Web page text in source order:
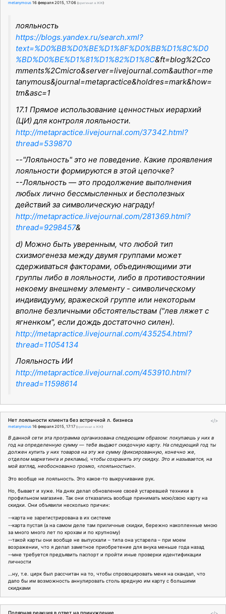
metanymous 16 февраля 2015, 17:06 (оригинал в ЖЖ)
лояльность
https://blogs.yandex.ru/search.xml?
text=%D0%BB%D0%BE%D1%8F%D0%BB%D1%8C%D0
%BD%D0%BE%D1%81%D1%82%D1%8C&ft=blog%2Cco
mments%2Cmicro&server=livejournal.com&author=me
tanymous&journal=metapractice&holdres=mark&how=
tm&asc=1
17.1 Прямое использование ценностных иерархий
(ЦИ) для контроля лояльности.
http://metapractice.livejournal.com/37342.html?
thread=539870
--"Лояльность" это не поведение. Какие проявления
лояльности формируются в этой цепочке?
--Лояльность — это продолжение выполнения
любых лично бессмысленных и бесполезных
действий за символическую награду!
http://metapractice.livejournal.com/281369.html?
thread=9298457&
d) Можно быть уверенным, что любой тип
схизмогенеза между двумя группами может
сдерживаться факторами, объединяющими эти
группы либо в лояльности, либо в противостоянии
некоему внешнему элементу - символическому
индивидууму, вражеской группе или некоторым
вполне безличными обстоятельствам ("лев ляжет с
ягненком", если дождь достаточно силен).
http://metapractice.livejournal.com/435254.html?
thread=11054134
Лояльность ИИ
http://metapractice.livejournal.com/453910.html?
thread=11598614
</>
Нет лояльности клиента без встречной л. бизнеса
metanymous 16 февраля 2015, 17:17 (оригинал в ЖЖ)
В данной сети эта программа организована следующим образом: покупаешь у них в
год на определенную сумму — тебе выдают скидочную карту. На следующий год ты
должен купить у них товаров на эту же сумму (фиксированную, конечно же,
отделом маркетинга и рекламы), чтобы сохранить эту скидку. Это и называется, на
мой взгляд, необоснованно громко, «лояльностью»
Это вообще не лояльность. Это какое-то выкручивание рук.
Но, бывает и хуже. На днях делал обновление своей устаревшей техники в
профильном магазине. Так они отказались вообще принимать мою/свою карту на
скидки. Они объявили несколько причин:
--карта не зарегистрирована в их системе
--карта пустая (а на самом деле там приличные скидки, бережно накопленные мною
за много много лет по крохам и по крупному)
--такой карты они вообще не выпускали – типа она устарела – при моем
возражении, что я делал заметное приобретение для внука меньше года назад
--мне требуется предъявить паспорт и пройти иные проверки идентификации
личности
…ну, т.е. цирк был рассчитан на то, чтобы спровоцировать меня на скандал, что
дало бы им возможность аннулировать столь вредную им карту с большими
скидками
Полярная реакция в ответ на принуждение